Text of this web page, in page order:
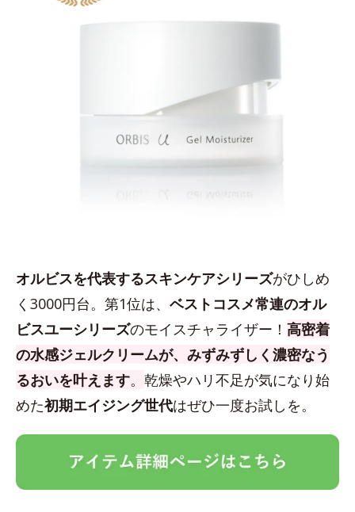
オルビスを代表するスキンケアシリーズがひしめ
く3000円台。第1位は、 ベストコスメ常連のオル
ビスユーシリーズのモイスチャライザー！ 高密着
の水感ジェルクリームが、みずみずしく濃密なう
るおいを叶えます。 乾燥やハリ不足が気になり始
めた初期エイジング世代はぜひ一度お試しを。